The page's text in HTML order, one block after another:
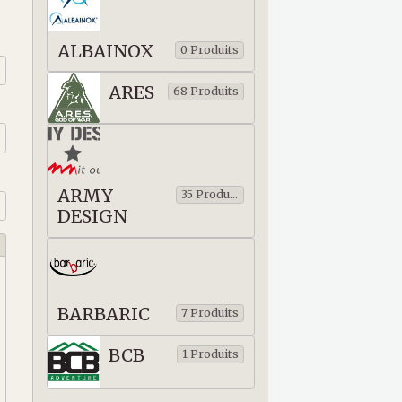
ALBAINOX 0 Produits
ARES 68 Produits
ARMY
DESIGN
35 Produits
BARBARIC 7 Produits
BCB 1 Produits